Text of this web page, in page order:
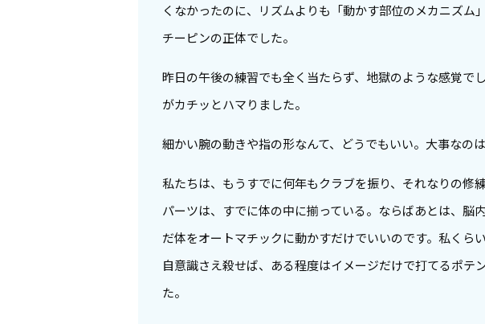
くなかったのに、リズムよりも「動かす部位のメカニズム
チーピンの正体でした。
昨日の午後の練習でも全く当たらず、地獄のような感覚で
がカチッとハマりました。
細かい腕の動きや指の形なんて、どうでもいい。大事なの
私たちは、もうすでに何年もクラブを振り、それなりの修
パーツは、すでに体の中に揃っている。ならばあとは、脳
だ体をオートマチックに動かすだけでいいのです。私くら
自意識さえ殺せば、ある程度はイメージだけで打てるポテ
た。